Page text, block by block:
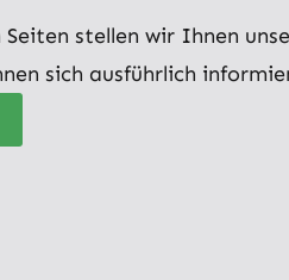
stellen wir Ihnen
sich ausführlich